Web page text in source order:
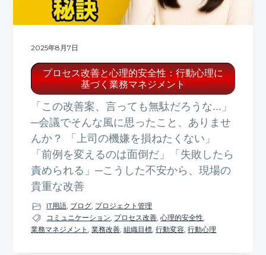
2025年8月7日
プロセス改善と心理的安全性：行動心理に
基づく業務マネジメント
「この改善案、言っても無駄だろうな...」
─会議でそんな風に思ったこと、ありませ
んか？ 「上司の機嫌を損ねたくない」
「前例を変えるのは面倒だ」「失敗したら
責められる」─こうした不安から、現場の
貴重な改善
IT用語 ブログ プロジェクト管理
コミュニケーション プロセス改善 ,心理的安全性
業務マネジメント ,業務改善 ,組織目標 ,行動変容 ,行動心理